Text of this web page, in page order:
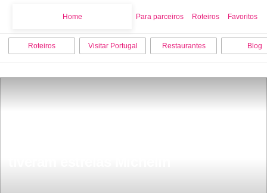
Home Para parceiros Roteiros Favoritos
Roteiros Visitar Portugal Restaurantes Blog